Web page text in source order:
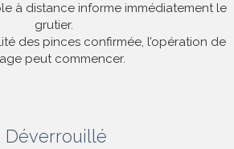
à distance informe immédiatement le
grutier.
des pinces confirmée, l’opération de
peut commencer.
Déverrouillé